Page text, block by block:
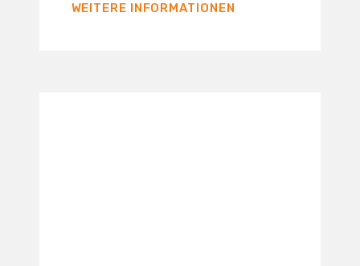
WEITERE INFORMATIONEN